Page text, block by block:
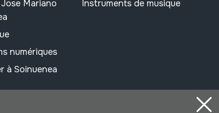
Mariano
numériques
à Soinuenea
Instruments de musique